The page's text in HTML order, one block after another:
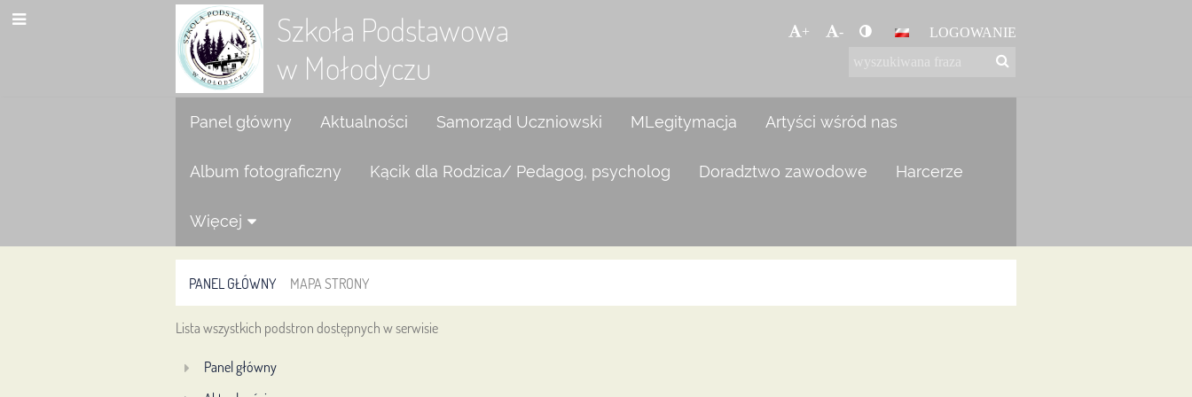
Szkoła Podstawowa
w Mołodyczu
+ - LOGOWANIE
Panel główny Aktualności Samorząd Uczniowski MLegitymacja Artyści wśród nas
Album fotograficzny Kącik dla Rodzica/ Pedagog, psycholog Doradztwo zawodowe Harcerze
Więcej
PANEL GŁÓWNY MAPA STRONY
Mapa
strony
Lista wszystkich podstron dostępnych w serwisie
Panel główny